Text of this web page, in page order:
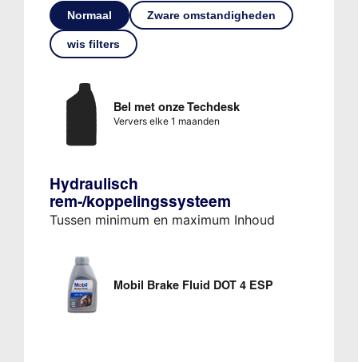
Normaal Zware omstandigheden
wis filters
Bel met onze Techdesk
Ververs elke 1 maanden
Hydraulisch
rem-/koppelingssysteem
Tussen minimum en maximum Inhoud
Mobil Brake Fluid DOT 4 ESP